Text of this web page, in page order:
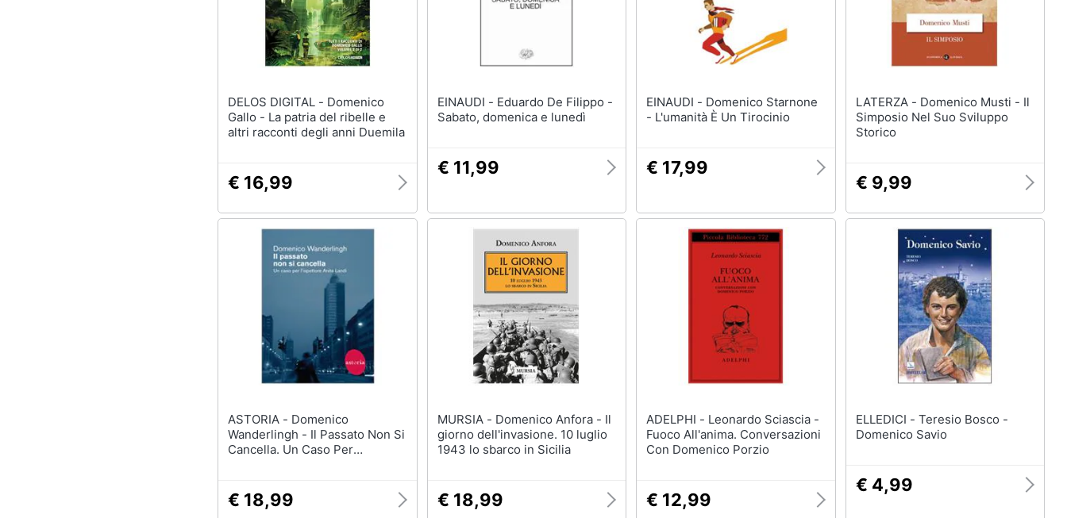
DELOS DIGITAL - Domenico
Gallo - La patria del ribelle e
altri racconti degli anni Duemila
€ 16,99
EINAUDI - Eduardo De Filippo -
Sabato, domenica e lunedì
€ 11,99
EINAUDI - Domenico Starnone
- L'umanità È Un Tirocinio
€ 17,99
LATERZA - Domenico Musti - Il
Simposio Nel Suo Sviluppo
Storico
€ 9,99
ASTORIA - Domenico
Wanderlingh - Il Passato Non Si
Cancella. Un Caso Per
€ 18,99
MURSIA - Domenico Anfora - Il
giorno dell'invasione. 10 luglio
1943 lo sbarco in Sicilia
€ 18,99
ADELPHI - Leonardo Sciascia -
Fuoco All'anima. Conversazioni
Con Domenico Porzio
€ 12,99
ELLEDICI - Teresio Bosco -
Domenico Savio
€ 4,99